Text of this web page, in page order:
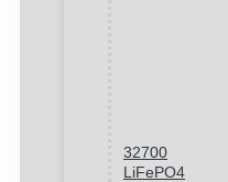
32700
LiFePO4